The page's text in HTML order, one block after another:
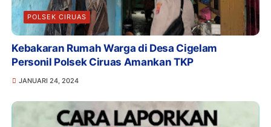
POLSEK CIRUAS
Kebakaran Rumah Warga di Desa Cigelam
Personil Polsek Ciruas Amankan TKP
JANUARI 24, 2024